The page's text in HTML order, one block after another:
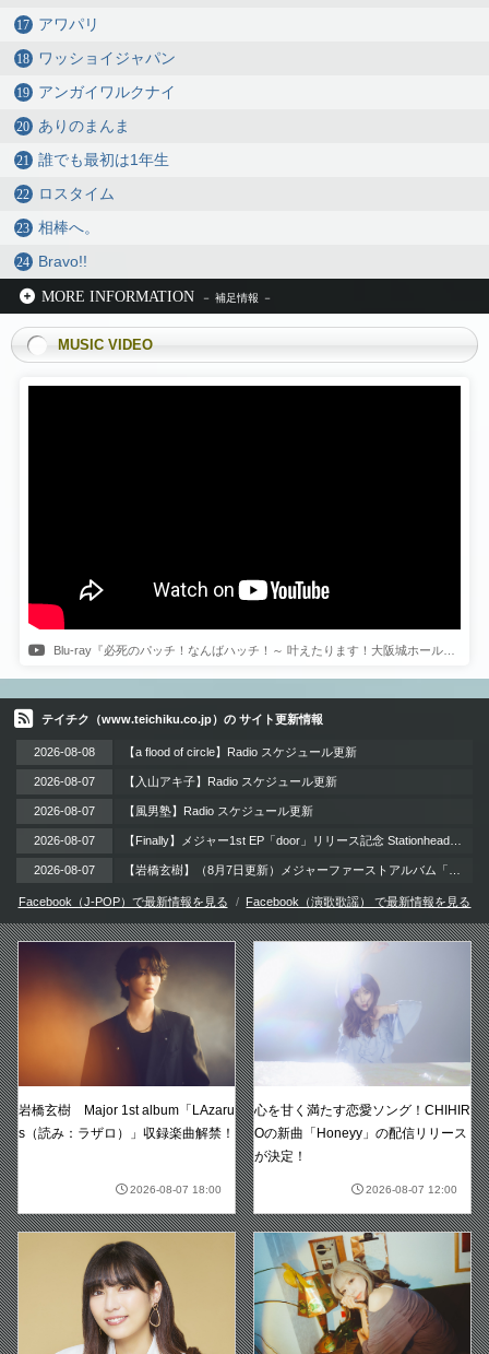
アワパリ
ワッショイジャパン
アンガイワルクナイ
ありのまんま
誰でも最初は1年生
ロスタイム
相棒へ。
Bravo!!
MORE INFORMATION
MUSIC VIDEO
Blu-ray『必死のパッチ！なんばハッチ！～ 叶えたります！大阪城ホール～ @なんばHatch』ダイジェスト映像
テイチク（www.teichiku.co.jp）の サイト更新情報
2026-08-08 【a flood of circle】Radio スケジュール更新
2026-08-07 【入山アキ子】Radio スケジュール更新
2026-08-07 【風男塾】Radio スケジュール更新
2026-08-07
2026-08-07
Facebook（J-POP）で最新情報を見る Facebook（演歌歌謡） で最新情報を見る
岩橋玄樹 Major 1st album「LAzaru
s（読み：ラザロ）」収録楽曲解禁！
2026-08-07 18:00
心を甘く満たす恋愛ソング！CHIHIR
Oの新曲「Honeyy」の配信リリース
が決定！
2026-08-07 12:00